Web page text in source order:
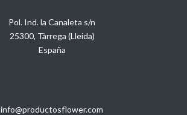
Pol. Ind. la Canaleta s/n
25300, Tàrrega (Lleida)
España
info@productosflower.com